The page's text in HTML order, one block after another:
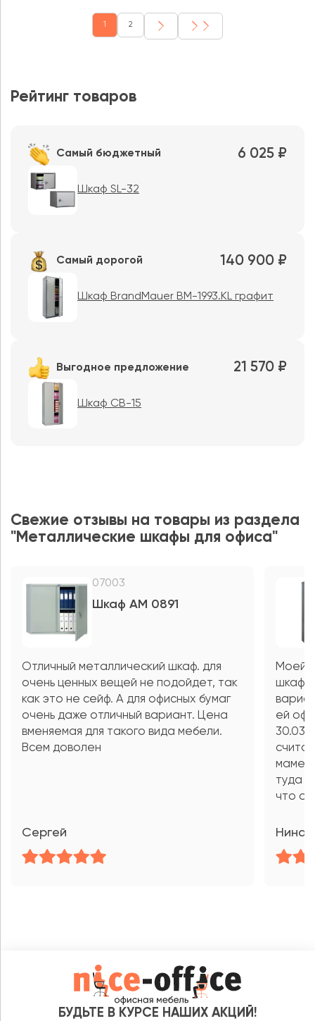
1 2
Рейтинг товаров
Самый бюджетный 6 025 ₽
Шкаф SL-32
Самый дорогой 140 900 ₽
Шкаф BrandMauer BM-1993.KL графит
Выгодное предложение 21 570 ₽
Шкаф CB-15
Свежие отзывы на товары из раздела
"Металлические шкафы для офиса"
07003
Шкаф AM 0891
Отличный металлический шкаф. для
очень ценных вещей не подойдет, так
как это не сейф. А для офисных бумаг
очень даже отличный вариант. Цена
вменяемая для такого вида мебели.
Всем доволен
Сергей
Моей
шкаф
ей
30.03,
маме
туда
что
Нина
БУДЬТЕ В КУРСЕ НАШИХ АКЦИЙ!